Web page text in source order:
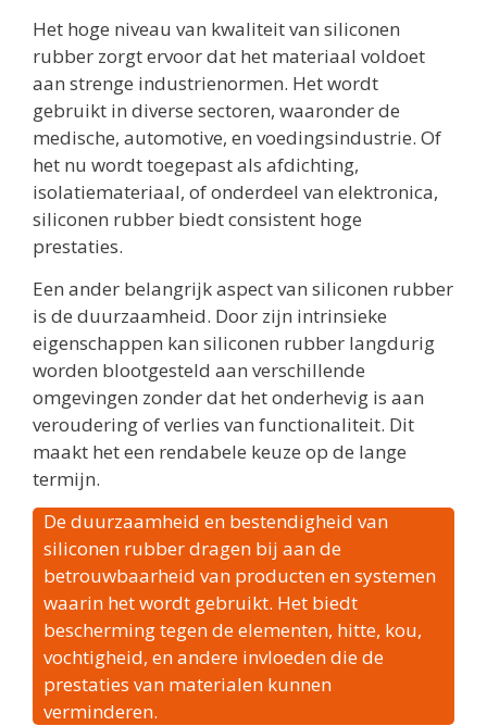
Het hoge niveau van kwaliteit van siliconen
rubber zorgt ervoor dat het materiaal voldoet
aan strenge industrienormen. Het wordt
gebruikt in diverse sectoren, waaronder de
medische, automotive, en voedingsindustrie. Of
het nu wordt toegepast als afdichting,
isolatiemateriaal, of onderdeel van elektronica,
siliconen rubber biedt consistent hoge
prestaties.
Een ander belangrijk aspect van siliconen rubber
is de duurzaamheid. Door zijn intrinsieke
eigenschappen kan siliconen rubber langdurig
worden blootgesteld aan verschillende
omgevingen zonder dat het onderhevig is aan
veroudering of verlies van functionaliteit. Dit
maakt het een rendabele keuze op de lange
termijn.
De duurzaamheid en bestendigheid van
siliconen rubber dragen bij aan de
betrouwbaarheid van producten en systemen
waarin het wordt gebruikt. Het biedt
bescherming tegen de elementen, hitte, kou,
vochtigheid, en andere invloeden die de
prestaties van materialen kunnen
verminderen.